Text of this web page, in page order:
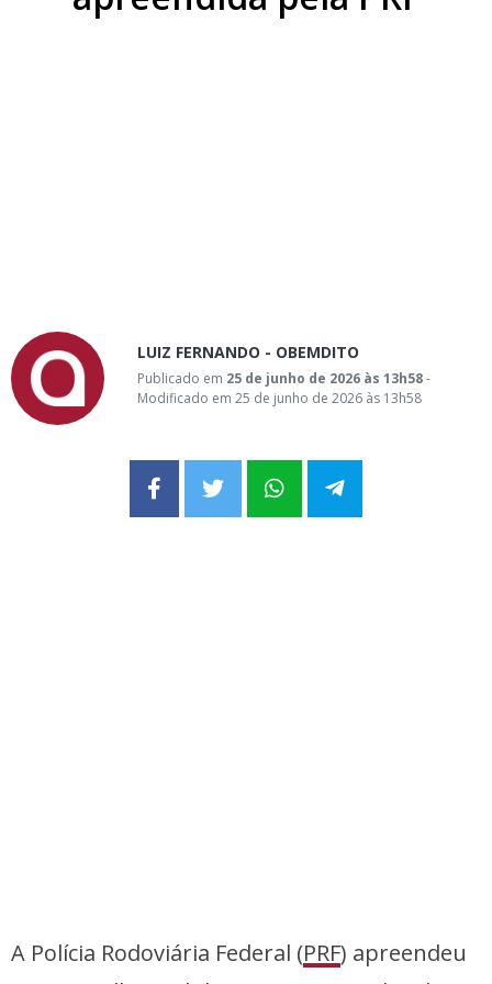
LUIZ FERNANDO - OBEMDITO
Publicado em 25 de junho de 2026 às 13h58-
Modificado em 25 de junho de 2026 às 13h58
A Polícia Rodoviária Federal (PRF) apreendeu